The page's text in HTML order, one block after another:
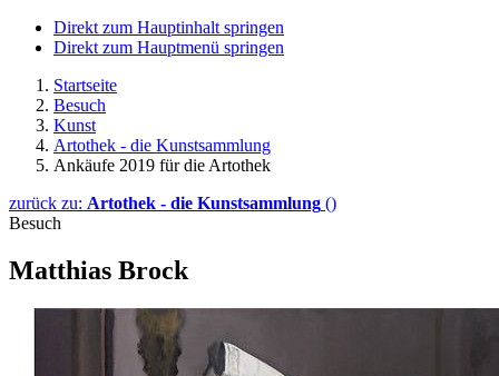
Direkt zum Hauptinhalt springen
Direkt zum Hauptmenü springen
Startseite
Besuch
Kunst
Artothek - die Kunstsammlung
Ankäufe 2019 für die Artothek
zurück zu: Artothek - die Kunstsammlung ()
Besuch
Matthias Brock